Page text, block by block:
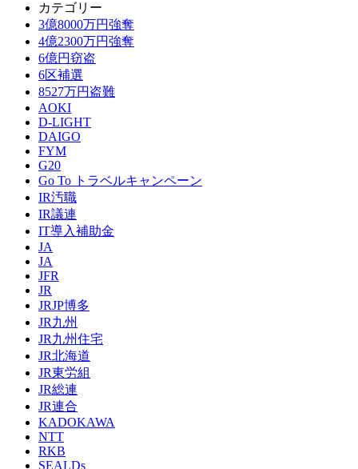
カテゴリー
3億8000万円強奪
4億2300万円強奪
6億円窃盗
6区補選
8527万円盗難
AOKI
D-LIGHT
DAIGO
FYM
G20
Go To トラベルキャンペーン
IR汚職
IR議連
IT導入補助金
JA
JA
JFR
JR
JRJP博多
JR九州
JR九州住宅
JR北海道
JR東労組
JR総連
JR連合
KADOKAWA
NTT
RKB
SEALDs